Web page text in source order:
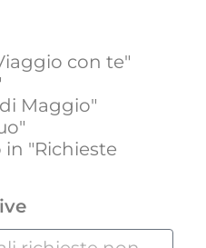
con te"
Maggio"
"Richieste